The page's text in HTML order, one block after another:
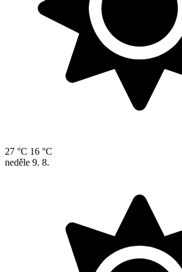
27 °C 16 °C
neděle 9. 8.